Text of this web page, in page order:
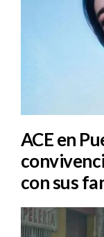
ACE en
con sus